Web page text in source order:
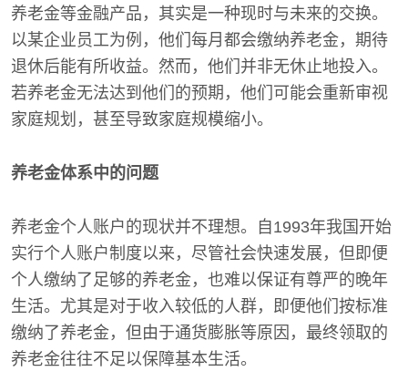
养老金等金融产品，其实是一种现时与未来的交换。
以某企业员工为例，他们每月都会缴纳养老金，期待
退休后能有所收益。然而，他们并非无休止地投入。
若养老金无法达到他们的预期，他们可能会重新审视
家庭规划，甚至导致家庭规模缩小。
养老金体系中的问题
养老金个人账户的现状并不理想。自1993年我国开始
实行个人账户制度以来，尽管社会快速发展，但即便
个人缴纳了足够的养老金，也难以保证有尊严的晚年
生活。尤其是对于收入较低的人群，即便他们按标准
缴纳了养老金，但由于通货膨胀等原因，最终领取的
养老金往往不足以保障基本生活。